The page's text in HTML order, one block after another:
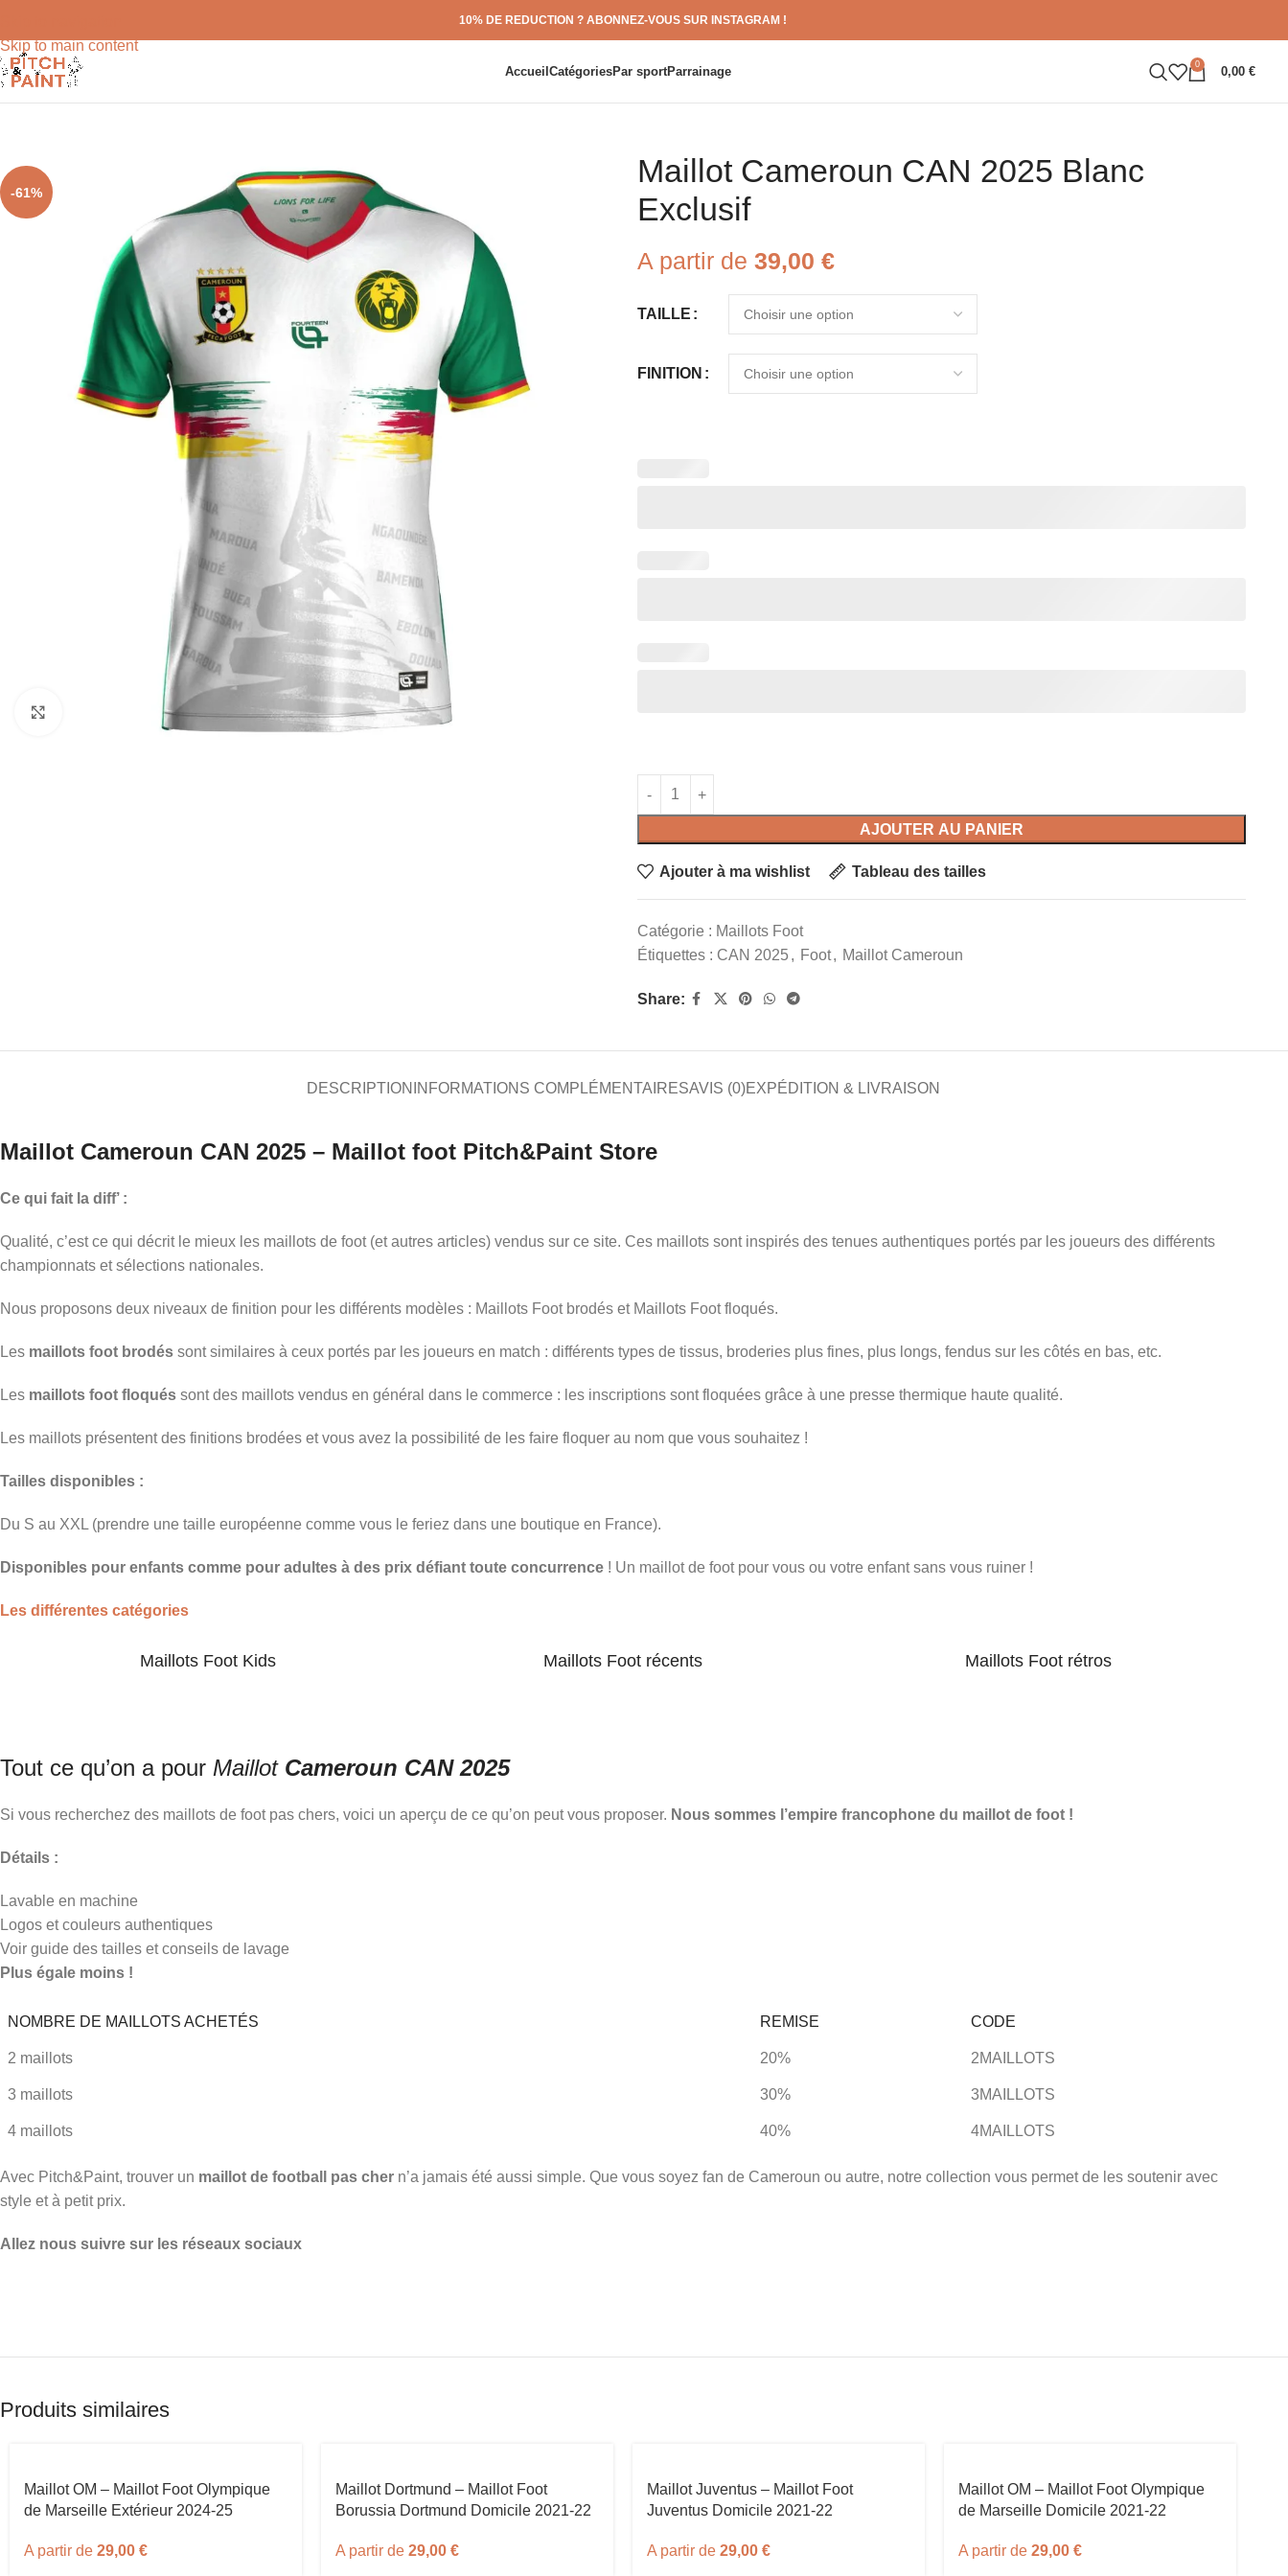
Skip to main content
10% DE REDUCTION ? ABONNEZ-VOUS SUR INSTAGRAM !
AccueilCatégoriesPar sportParrainage 0
0,00 €
-61%
Click to enlarge
Maillot Cameroun CAN 2025 Blanc
Exclusif
A partir de 39,00 €
TAILLE
FINITION
AJOUTER AU PANIER
Ajouter à ma wishlist Tableau des tailles
Catégorie : Maillots Foot
Étiquettes : CAN 2025, Foot, Maillot Cameroun
Share:
DESCRIPTION INFORMATIONS COMPLÉMENTAIRESAVIS (0)EXPÉDITION & LIVRAISON
Maillot Cameroun CAN 2025 – Maillot foot Pitch&Paint Store
Ce qui fait la diff’ :
Qualité, c’est ce qui décrit le mieux les maillots de foot (et autres articles) vendus sur ce site. Ces maillots sont inspirés des tenues authentiques portés par les joueurs des différents
championnats et sélections nationales.
Nous proposons deux niveaux de finition pour les différents modèles : Maillots Foot brodés et Maillots Foot floqués.
Les maillots foot brodés sont similaires à ceux portés par les joueurs en match : différents types de tissus, broderies plus fines, plus longs, fendus sur les côtés en bas, etc.
Les maillots foot floqués sont des maillots vendus en général dans le commerce : les inscriptions sont floquées grâce à une presse thermique haute qualité.
Les maillots présentent des finitions brodées et vous avez la possibilité de les faire floquer au nom que vous souhaitez !
Tailles disponibles :
Du S au XXL (prendre une taille européenne comme vous le feriez dans une boutique en France).
Disponibles pour enfants comme pour adultes à des prix défiant toute concurrence ! Un maillot de foot pour vous ou votre enfant sans vous ruiner !
Les différentes catégories
Maillots Foot Kids Maillots Foot récents Maillots Foot rétros
Tout ce qu’on a pour Maillot Cameroun CAN 2025
Si vous recherchez des maillots de foot pas chers, voici un aperçu de ce qu’on peut vous proposer. Nous sommes l’empire francophone du maillot de foot !
Détails :
Lavable en machine
Logos et couleurs authentiques
Voir guide des tailles et conseils de lavage
Plus égale moins !
NOMBRE DE MAILLOTS ACHETÉS REMISE CODE
2 maillots 20% 2MAILLOTS
3 maillots 30% 3MAILLOTS
4 maillots 40% 4MAILLOTS
Avec Pitch&Paint, trouver un maillot de football pas cher n’a jamais été aussi simple. Que vous soyez fan de Cameroun ou autre, notre collection vous permet de les soutenir avec
style et à petit prix.
Allez nous suivre sur les réseaux sociaux
Produits similaires
Maillot OM – Maillot Foot Olympique
de Marseille Extérieur 2024-25
A partir de 29,00 €
Maillot Dortmund – Maillot Foot
Borussia Dortmund Domicile 2021-22
A partir de 29,00 €
Maillot Juventus – Maillot Foot
Juventus Domicile 2021-22
A partir de 29,00 €
Maillot OM – Maillot Foot Olympique
de Marseille Domicile 2021-22
A partir de 29,00 €